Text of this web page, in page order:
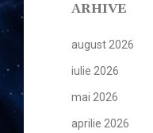
ARHIVE
august 2026
iulie 2026
mai 2026
aprilie 2026